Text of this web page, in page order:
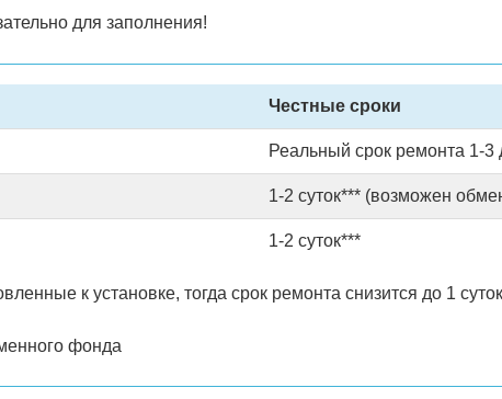
для заполнения!
Честные сроки
Реальный срок ремонта 1-3
1-2 суток*** (возможен
1-2 суток***
к установке, тогда срок ремонта снизится до 1
фонда